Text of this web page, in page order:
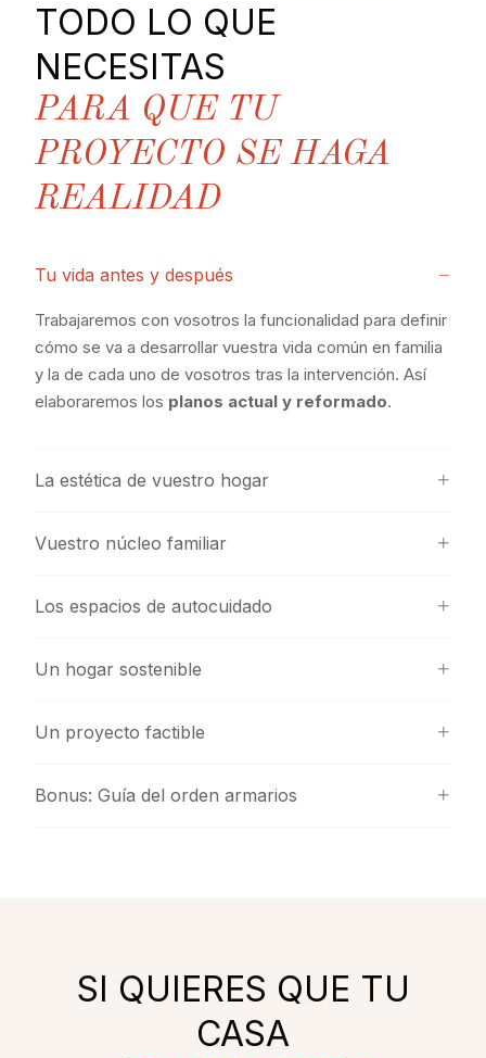
TODO LO QUE
NECESITAS
PARA QUE TU
PROYECTO SE HAGA
REALIDAD
Tu vida antes y después
Trabajaremos con vosotros la funcionalidad para definir
cómo se va a desarrollar vuestra vida común en familia
y la de cada uno de vosotros tras la intervención. Así
elaboraremos los planos actual y reformado.
La estética de vuestro hogar
Vuestro núcleo familiar
Los espacios de autocuidado
Un hogar sostenible
Un proyecto factible
Bonus: Guía del orden armarios
SI QUIERES QUE TU
CASA